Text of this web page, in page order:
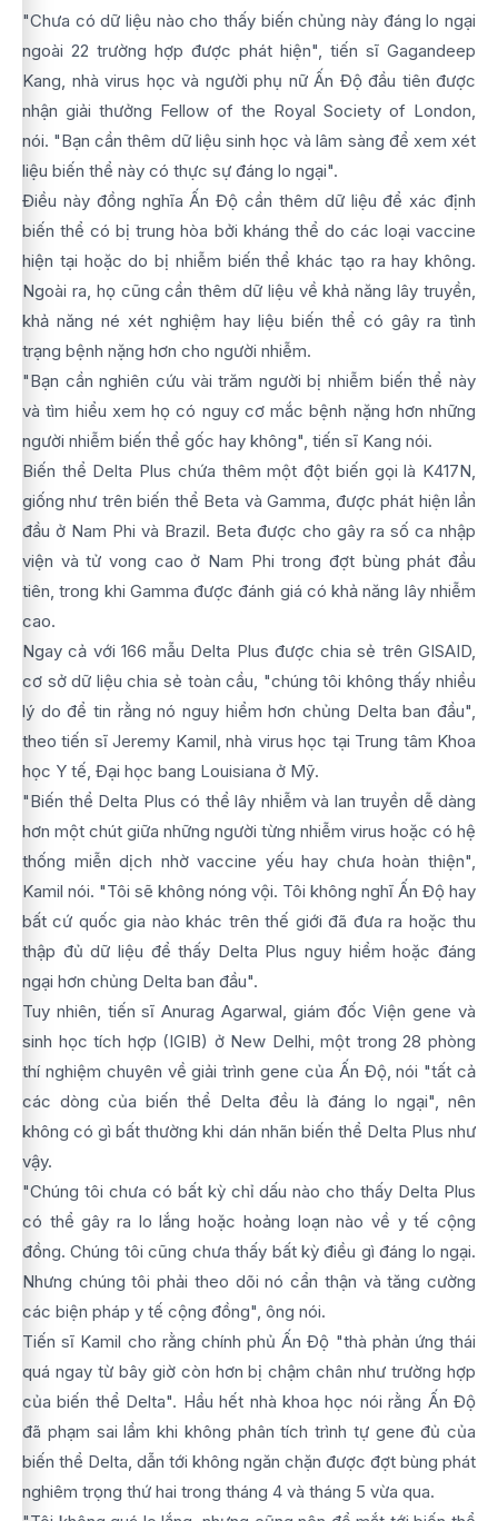
"Chưa có dữ liệu nào cho thấy biến chủng này đáng lo ngại
ngoài 22 trường hợp được phát hiện", tiến sĩ Gagandeep
Kang, nhà virus học và người phụ nữ Ấn Độ đầu tiên được
nhận giải thưởng Fellow of the Royal Society of London,
nói. "Bạn cần thêm dữ liệu sinh học và lâm sàng để xem xét
liệu biến thể này có thực sự đáng lo ngại".
Điều này đồng nghĩa Ấn Độ cần thêm dữ liệu để xác định
biến thể có bị trung hòa bởi kháng thể do các loại vaccine
hiện tại hoặc do bị nhiễm biến thể khác tạo ra hay không.
Ngoài ra, họ cũng cần thêm dữ liệu về khả năng lây truyền,
khả năng né xét nghiệm hay liệu biến thể có gây ra tình
trạng bệnh nặng hơn cho người nhiễm.
"Bạn cần nghiên cứu vài trăm người bị nhiễm biến thể này
và tìm hiểu xem họ có nguy cơ mắc bệnh nặng hơn những
người nhiễm biến thể gốc hay không", tiến sĩ Kang nói.
Biến thể Delta Plus chứa thêm một đột biến gọi là K417N,
giống như trên biến thể Beta và Gamma, được phát hiện lần
đầu ở Nam Phi và Brazil. Beta được cho gây ra số ca nhập
viện và tử vong cao ở Nam Phi trong đợt bùng phát đầu
tiên, trong khi Gamma được đánh giá có khả năng lây nhiễm
cao.
Ngay cả với 166 mẫu Delta Plus được chia sẻ trên GISAID,
cơ sở dữ liệu chia sẻ toàn cầu, "chúng tôi không thấy nhiều
lý do để tin rằng nó nguy hiểm hơn chủng Delta ban đầu",
theo tiến sĩ Jeremy Kamil, nhà virus học tại Trung tâm Khoa
học Y tế, Đại học bang Louisiana ở Mỹ.
"Biến thể Delta Plus có thể lây nhiễm và lan truyền dễ dàng
hơn một chút giữa những người từng nhiễm virus hoặc có hệ
thống miễn dịch nhờ vaccine yếu hay chưa hoàn thiện",
Kamil nói. "Tôi sẽ không nóng vội. Tôi không nghĩ Ấn Độ hay
bất cứ quốc gia nào khác trên thế giới đã đưa ra hoặc thu
thập đủ dữ liệu để thấy Delta Plus nguy hiểm hoặc đáng
ngại hơn chủng Delta ban đầu".
Tuy nhiên, tiến sĩ Anurag Agarwal, giám đốc Viện gene và
sinh học tích hợp (IGIB) ở New Delhi, một trong 28 phòng
thí nghiệm chuyên về giải trình gene của Ấn Độ, nói "tất cả
các dòng của biến thể Delta đều là đáng lo ngại", nên
không có gì bất thường khi dán nhãn biến thể Delta Plus như
vậy.
"Chúng tôi chưa có bất kỳ chỉ dấu nào cho thấy Delta Plus
có thể gây ra lo lắng hoặc hoảng loạn nào về y tế cộng
đồng. Chúng tôi cũng chưa thấy bất kỳ điều gì đáng lo ngại.
Nhưng chúng tôi phải theo dõi nó cẩn thận và tăng cường
các biện pháp y tế cộng đồng", ông nói.
Tiến sĩ Kamil cho rằng chính phủ Ấn Độ "thà phản ứng thái
quá ngay từ bây giờ còn hơn bị chậm chân như trường hợp
của biến thể Delta". Hầu hết nhà khoa học nói rằng Ấn Độ
đã phạm sai lầm khi không phân tích trình tự gene đủ của
biến thể Delta, dẫn tới không ngăn chặn được đợt bùng phát
nghiêm trọng thứ hai trong tháng 4 và tháng 5 vừa qua.